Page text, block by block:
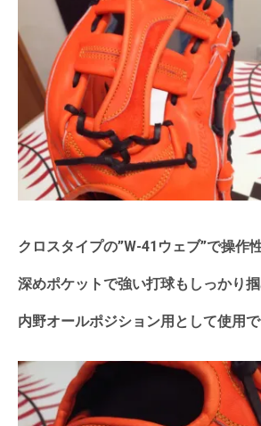
クロスタイプの”W-41 ウェブ”で操作
深めポケットで強い打球もしっかり掴
内野オールポジション用として使用で